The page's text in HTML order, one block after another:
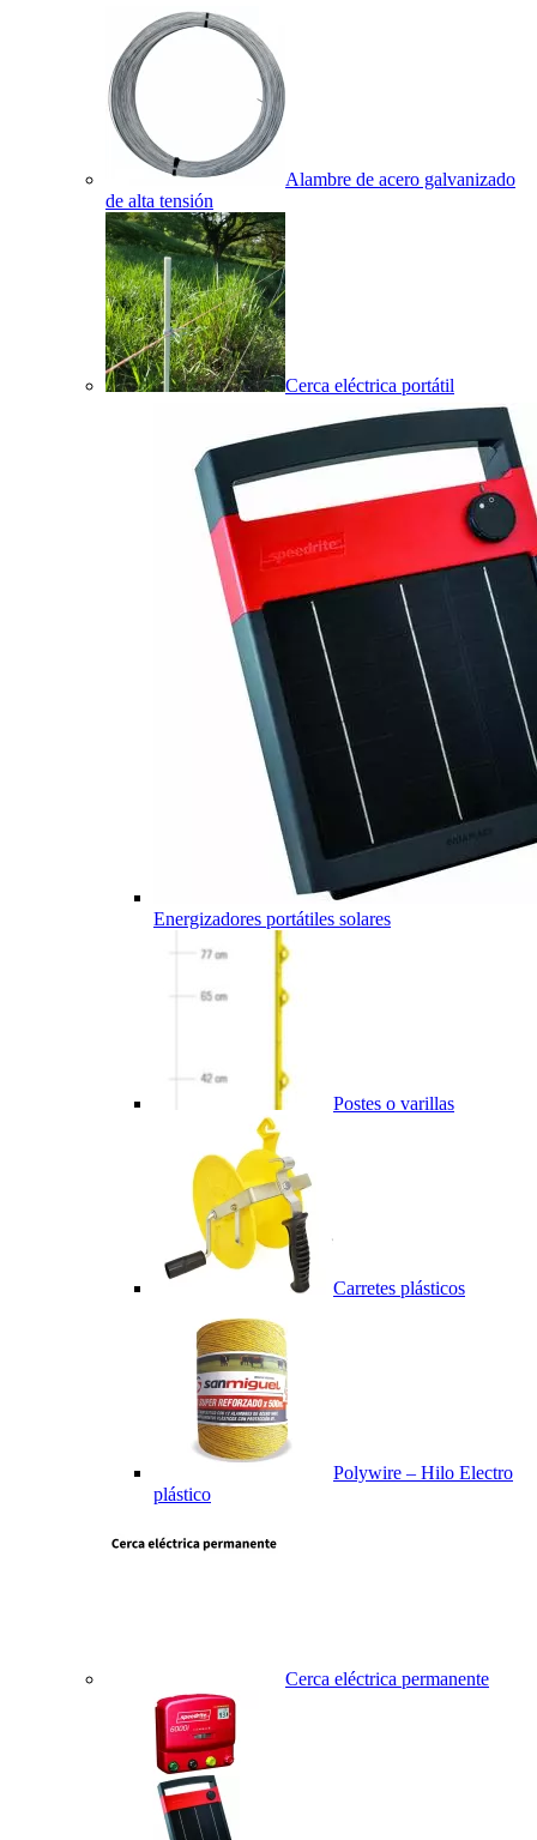
Alambre de acero galvanizado
de alta tensión
Cerca eléctrica portátil
Energizadores portátiles solares
Postes o varillas
Carretes plásticos
Polywire – Hilo Electro
plástico
Cerca eléctrica permanente